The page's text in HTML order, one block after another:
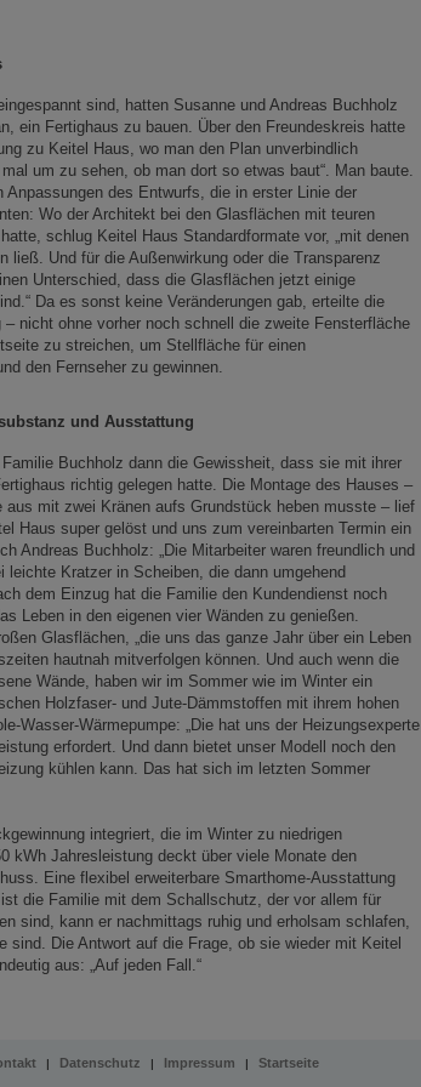
sind, hatten Susanne und Andreas Buchholz
ein Fertighaus zu bauen. Über den Freundeskreis hatte
zu Keitel Haus, wo man den Plan unverbindlich
um zu sehen, ob man dort so etwas baut“. Man baute.
Anpassungen des Entwurfs, die in erster Linie der
Wo der Architekt bei den Glasflächen mit teuren
schlug Keitel Haus Standardformate vor, „mit denen
ließ. Und für die Außenwirkung oder die Transparenz
Unterschied, dass die Glasflächen jetzt einige
Da es sonst keine Veränderungen gab, erteilte die
– nicht ohne vorher noch schnell die zweite Fensterfläche
zu streichen, um Stellfläche für einen
den Fernseher zu gewinnen.
und Ausstattung
Buchholz dann die Gewissheit, dass sie mit ihrer
richtig gelegen hatte. Die Montage des Hauses –
mit zwei Kränen aufs Grundstück heben musste – lief
Haus super gelöst und uns zum vereinbarten Termin ein
Andreas Buchholz: „Die Mitarbeiter waren freundlich und
Kratzer in Scheiben, die dann umgehend
dem Einzug hat die Familie den Kundendienst noch
Leben in den eigenen vier Wänden zu genießen.
Glasflächen, „die uns das ganze Jahr über ein Leben
hautnah mitverfolgen können. Und auch wenn die
Wände, haben wir im Sommer wie im Winter ein
Holzfaser- und Jute-Dämmstoffen mit ihrem hohen
Wasser-Wärmepumpe: „Die hat uns der Heizungsexperte
erfordert. Und dann bietet unser Modell noch den
kühlen kann. Das hat sich im letzten Sommer
integriert, die im Winter zu niedrigen
kWh Jahresleistung deckt über viele Monate den
Eine flexibel erweiterbare Smarthome-Ausstattung
die Familie mit dem Schallschutz, der vor allem für
sind, kann er nachmittags ruhig und erholsam schlafen,
Die Antwort auf die Frage, ob sie wieder mit Keitel
aus: „Auf jeden Fall.“
| Datenschutz | Impressum | Startseite